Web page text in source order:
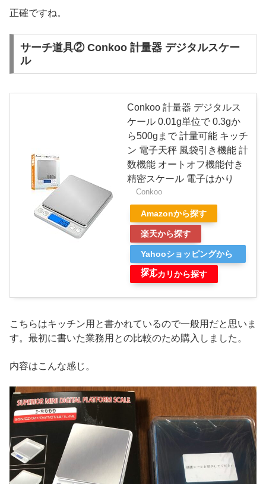
正確ですね。
サーチ道具② Conkoo 計量器 デジタルスケー
ル
Conkoo 計量器 デジタルス
ケール 0.01g単位で 0.3gか
ら500gまで 計量可能 キッチ
ン 電子天秤 風袋引き機能 計
数機能 オートオフ機能付き
精密スケール 電子はかり
Conkoo
Amazonから探す
楽天から探す
Yahooショッピングから
探す
メルカリから探す
こちらはキッチン用と書かれているので一般用だと思いま
す。最初に書いた業務用との比較のため購入しました。
内容はこんな感じ。